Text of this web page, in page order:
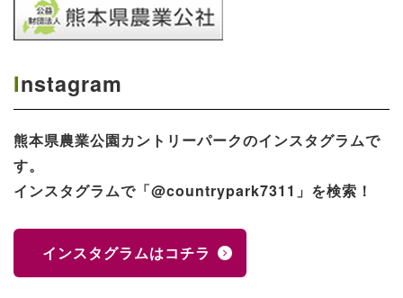
Instagram
熊本県農業公園​カントリーパークのインスタグラムで
す。
インスタグラムで「@countrypark7311」を検索！
インスタグラムはコチラ